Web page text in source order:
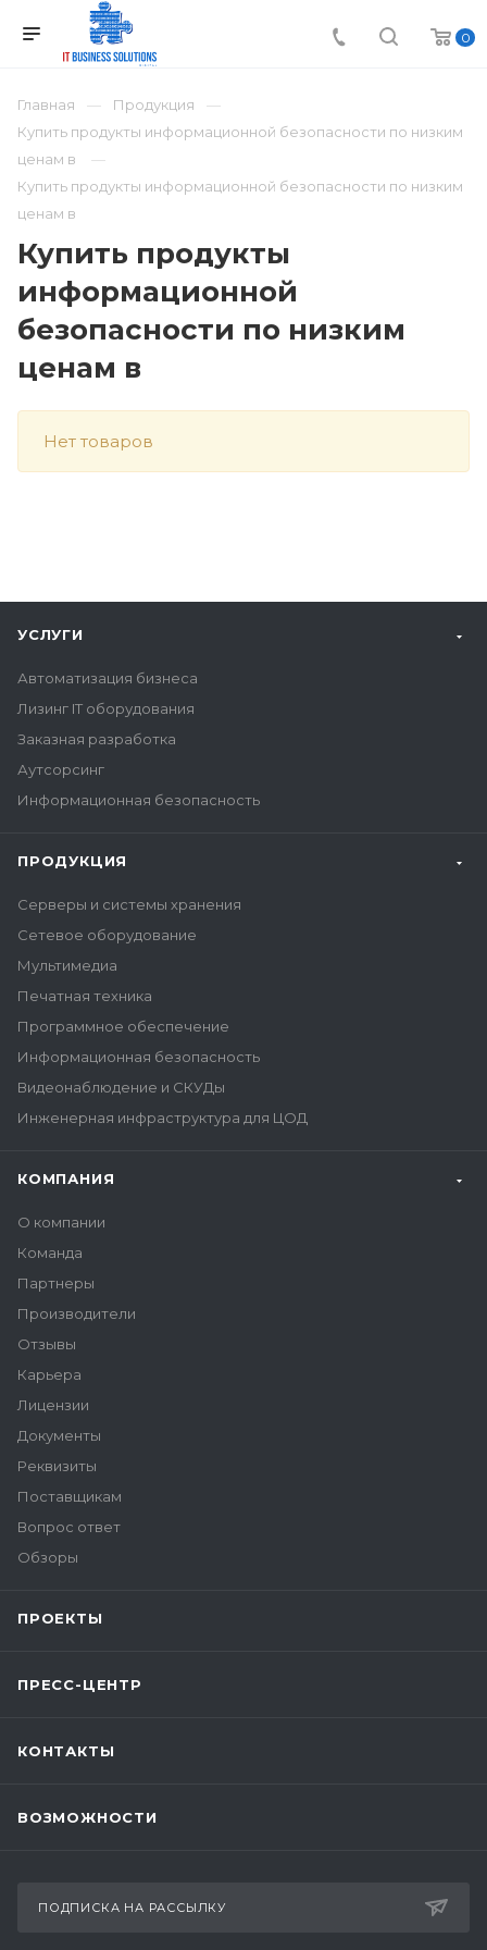
0
Главная
Продукция
Купить продукты информационной безопасности по низким
ценам в
Купить продукты информационной безопасности по низким
ценам в
Купить продукты
информационной
безопасности по низким
ценам в
Нет товаров
УСЛУГИ
Автоматизация бизнеса
Лизинг IT оборудования
Заказная разработка
Аутсорсинг
Информационная безопасность
ПРОДУКЦИЯ
Серверы и системы хранения
Сетевое оборудование
Мультимедиа
Печатная техника
Программное обеспечение
Информационная безопасность
Видеонаблюдение и СКУДы
Инженерная инфраструктура для ЦОД
КОМПАНИЯ
О компании
Команда
Партнеры
Производители
Отзывы
Карьера
Лицензии
Документы
Реквизиты
Поставщикам
Вопрос ответ
Обзоры
ПРОЕКТЫ
ПРЕСС-ЦЕНТР
КОНТАКТЫ
ВОЗМОЖНОСТИ
ПОДПИСКА НА РАССЫЛКУ